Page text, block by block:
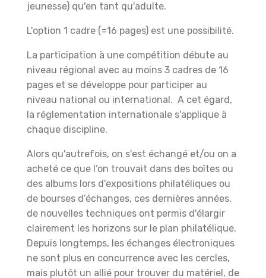
jeunesse) qu'en tant qu'adulte.
L'option 1 cadre (=16 pages) est une possibilité.
La participation à une compétition débute au
niveau régional avec au moins 3 cadres de 16
pages et se développe pour participer au
niveau national ou international. A cet égard,
la réglementation internationale s'applique à
chaque discipline.
Alors qu'autrefois, on s'est échangé et/ou on a
acheté ce que l’on trouvait dans des boîtes ou
des albums lors d'expositions philatéliques ou
de bourses d’échanges, ces dernières années,
de nouvelles techniques ont permis d'élargir
clairement les horizons sur le plan philatélique.
Depuis longtemps, les échanges électroniques
ne sont plus en concurrence avec les cercles,
mais plutôt un allié pour trouver du matériel, de